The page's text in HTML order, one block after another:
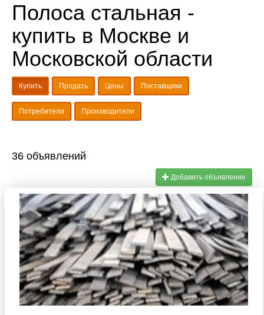
Полоса стальная -
купить в Москве и
Московской области
Купить Продать Цены Поставщики
Потребители Производители
36 объявлений
Добавить объявление